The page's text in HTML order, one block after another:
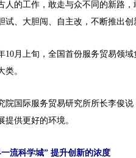
的工作，敢走与众不同的新路，
试、大胆闯、自主改，不断推出创
月上旬，全国首份服务贸易领域
类。
国际服务贸易研究所所长李俊说
提供更好的环境。
科学城” 提升创新的浓度